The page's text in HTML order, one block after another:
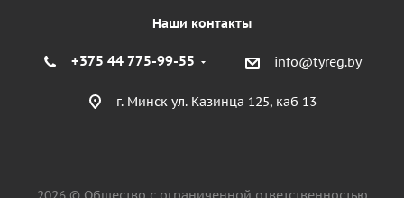
Наши контакты
+375 44 775-99-55 info@tyreg.by
г. Минск ул. Казинца 125, каб 13